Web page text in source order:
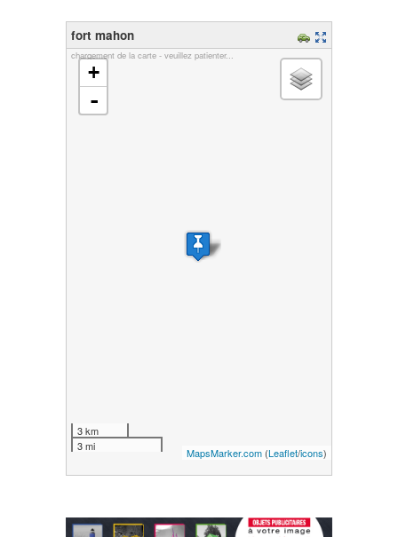
fort mahon
chargement de la carte - veuillez patienter...
+
-
3 km
3 mi
MapsMarker.com (Leaflet/icons)